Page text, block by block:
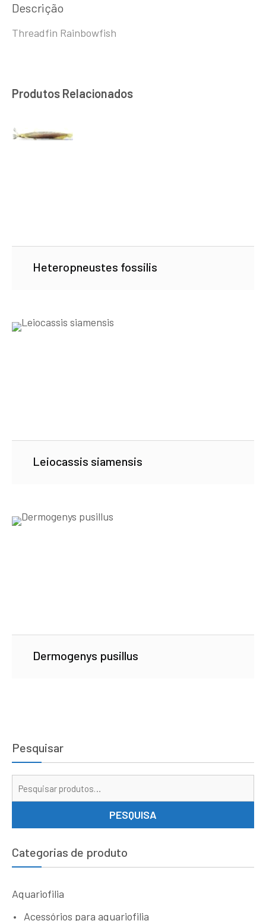
Descrição
Threadfin Rainbowfish
Produtos Relacionados
Heteropneustes fossilis
Leiocassis siamensis
Dermogenys pusillus
Pesquisar
PESQUISA
Categorias de produto
Aquariofilia
Acessórios para aquariofilia